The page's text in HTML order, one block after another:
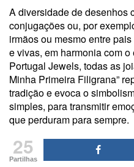
A diversidade de desenhos
conjugações ou, por
irmãos ou mesmo entre
e vivas, em harmonia com
Portugal Jewels, todas as
Minha Primeira Filigrana”
tradição e evoca o
simples, para transmitir
que perduram para sempre.
25
Partilhas